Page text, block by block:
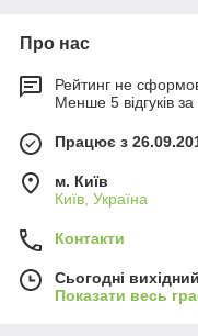
Про нас
Рейтинг не
Менше 5 відгуків за
Працює з
м. Київ
Київ, Україна
Контакти
Сьогодні вихідний
Показати весь